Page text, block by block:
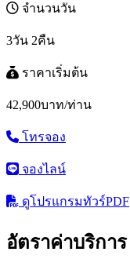
จำนวนวัน
3วัน 2คืน
ราคาเริ่มต้น
42,900บาท/ท่าน
โทรจอง
จองไลน์
ดูโปรแกรมทัวร์PDF
อัตราค่าบริการ